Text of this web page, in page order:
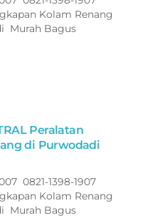
Kolam Renang
Murah Bagus
Peralatan
di Purwodadi
0821-1398-1907
Kolam Renang
Murah Bagus